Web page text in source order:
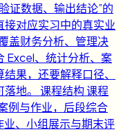
证数据、输出结论”的
对应实习中的真实业
盖财务分析、管理决
Excel、统计分析、案
果，还要解释口径、
地。 课程结构 课程
例与作业，后段综合
、小组展示与期末评